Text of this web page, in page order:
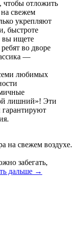
чтобы отложить
свежем
укрепляют
быстроте
вы ищете
во дворе
—
любимых
лишний»! Эти
на свежем воздухе.
забегать,
дальше →